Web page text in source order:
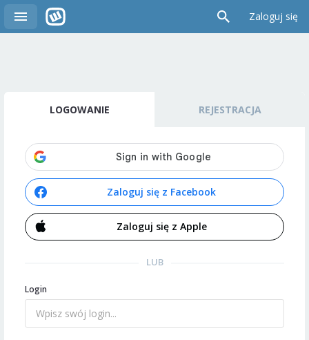
Zaloguj się
LOGOWANIE REJESTRACJA
Zaloguj się z Facebook
Zaloguj się z Apple
LUB
Login